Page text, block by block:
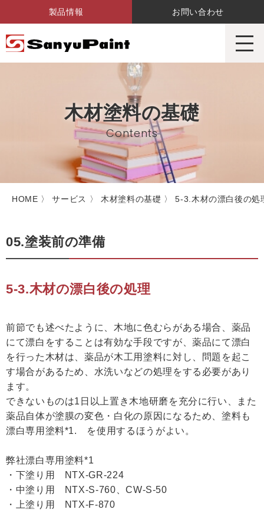
サンユーペイント株式会社
製品情報 お問い合わせ
木材塗料の基礎
Contents
HOME 〉サービス 〉 木材塗料の基礎 〉 5-3.木材の漂白後の処
05.塗装前の準備
5-3.木材の漂白後の処理
前節でも述べたように、木地に色むらがある場合、薬品
にて漂白をすることは有効な手段ですが、薬品にて漂白
を行った木材は、薬品が木工用塗料に対し、問題を起こ
す場合があるため、水洗いなどの処理をする必要があり
ます。
できないものは1日以上置き木地研磨を充分に行い、また
薬品自体が塗膜の変色・白化の原因になるため、塗料も
漂白専用塗料*1. を使用するほうがよい。
弊社漂白専用塗料*1
・下塗り用 NTX-GR-224
・中塗り用 NTX-S-760、CW-S-50
・上塗り用 NTX-F-870